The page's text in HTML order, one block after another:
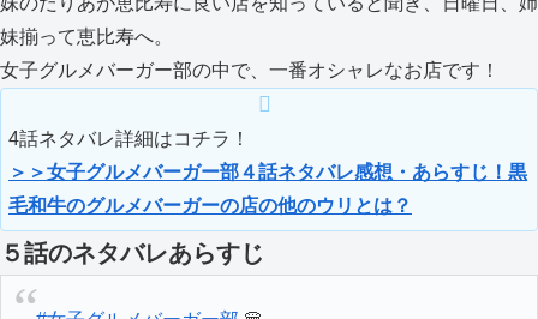
妹揃って恵比寿へ。
女子グルメバーガー部の中で、一番オシャレなお店です！
4話ネタバレ詳細はコチラ！
＞＞女子グルメバーガー部４話ネタバレ感想・あらすじ！黒
毛和牛のグルメバーガーの店の他のウリとは？
５話のネタバレあらすじ